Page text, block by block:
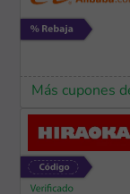
Más cupones